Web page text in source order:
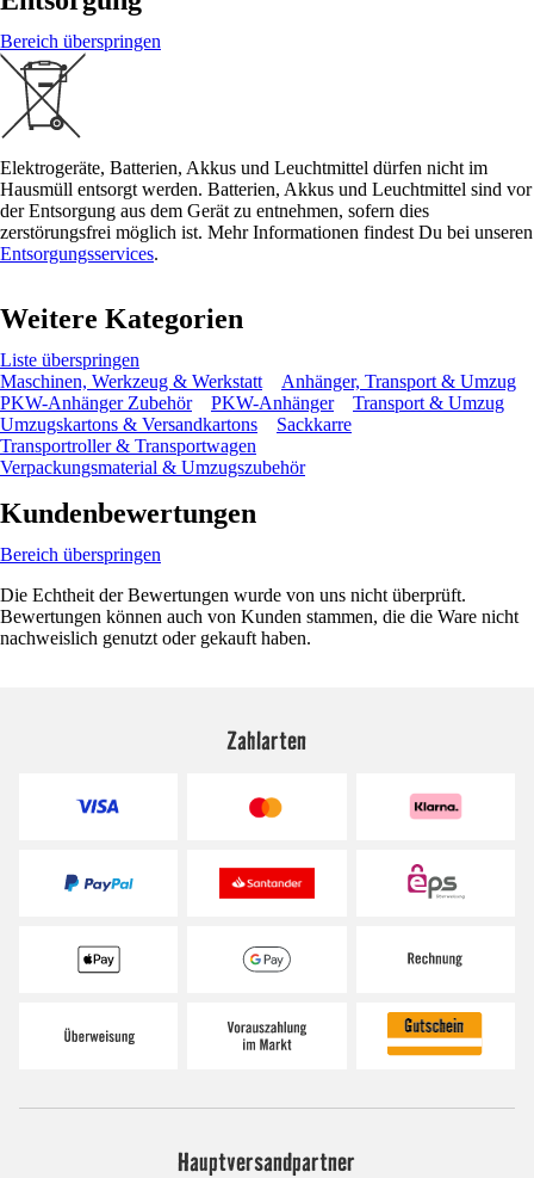
Bereich überspringen
Elektrogeräte, Batterien, Akkus und Leuchtmittel dürfen nicht im
Hausmüll entsorgt werden. Batterien, Akkus und Leuchtmittel sind vor
der Entsorgung aus dem Gerät zu entnehmen, sofern dies
zerstörungsfrei möglich ist. Mehr Informationen findest Du bei unseren
Entsorgungsservices.
Weitere Kategorien
Liste überspringen
Maschinen, Werkzeug & Werkstatt
Anhänger, Transport & Umzug
PKW-Anhänger Zubehör
PKW-Anhänger
Transport & Umzug
Umzugskartons & Versandkartons
Sackkarre
Transportroller & Transportwagen
Verpackungsmaterial & Umzugszubehör
Kundenbewertungen
Bereich überspringen
Die Echtheit der Bewertungen wurde von uns nicht überprüft.
Bewertungen können auch von Kunden stammen, die die Ware nicht
nachweislich genutzt oder gekauft haben.
Zahlarten
Hauptversandpartner